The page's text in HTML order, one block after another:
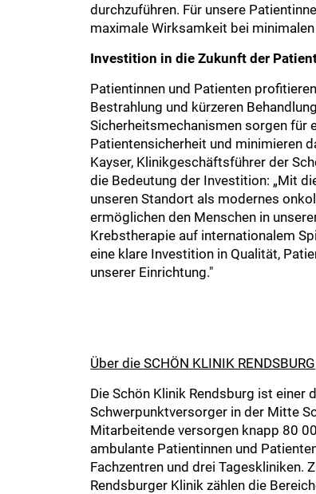
durchzuführen. Für unsere
maximale Wirksamkeit bei
Investition in die Zukunft der
Patientinnen und Patienten
Bestrahlung und kürzeren
Sicherheitsmechanismen sorgen für
Patientensicherheit und minimieren
Kayser, Klinikgeschäftsführer der
die Bedeutung der Investition: „Mit
unseren Standort als modernes
ermöglichen den Menschen in
Krebstherapie auf internationalem
eine klare Investition in Qualität,
unserer Einrichtung."
Über die SCHÖN KLINIK RENDSBURG
Die Schön Klinik Rendsburg ist einer
Schwerpunktversorger in der Mitte
Mitarbeitende versorgen knapp 80
ambulante Patientinnen und
Fachzentren und drei Tageskliniken.
Rendsburger Klinik zählen die